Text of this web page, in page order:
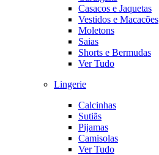
Casacos e Jaquetas
Vestidos e Macacões
Moletons
Saias
Shorts e Bermudas
Ver Tudo
Lingerie
Calcinhas
Sutiãs
Pijamas
Camisolas
Ver Tudo